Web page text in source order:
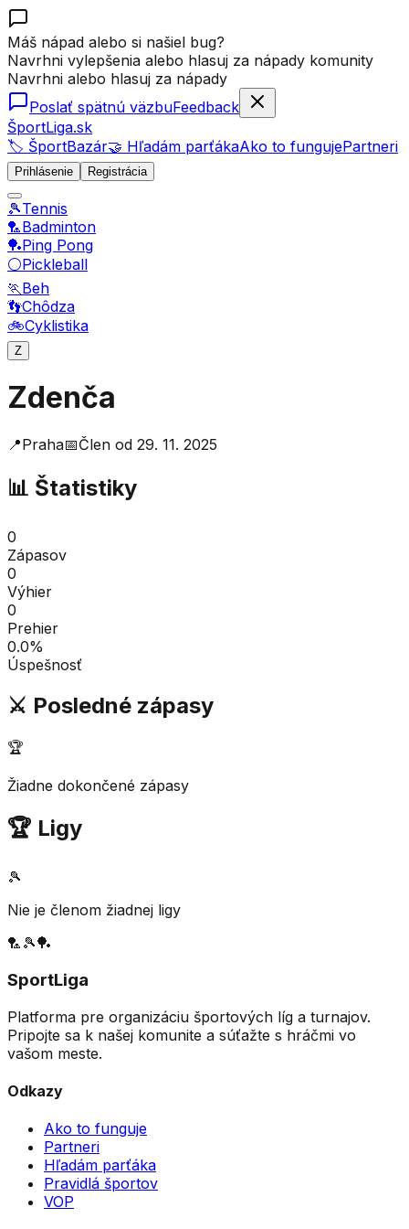
Máš nápad alebo si našiel bug?
Navrhni vylepšenia alebo hlasuj za nápady komunity
Navrhni alebo hlasuj za nápady
Poslať spätnú väzbuFeedback
ŠportLiga.sk
🏷️ ŠportBazár🤝 Hľadám parťákaAko to fungujePartneri
Prihlásenie Registrácia
🎾Tennis
🏸Badminton
🏓Ping Pong
⚪Pickleball
🏃Beh
👣Chôdza
🚲Cyklistika
Z
Zdenča
📍Praha📅Člen od 29. 11. 2025
📊 Štatistiky
0
Zápasov
0
Výhier
0
Prehier
0.0%
Úspešnosť
⚔️ Posledné zápasy
🏆
Žiadne dokončené zápasy
🏆 Ligy
🎾
Nie je členom žiadnej ligy
🏸 🎾🏓
SportLiga
Platforma pre organizáciu športových líg a turnajov.
Pripojte sa k našej komunite a súťažte s hráčmi vo
vašom meste.
Odkazy
Ako to funguje
Partneri
Hľadám parťáka
Pravidlá športov
VOP